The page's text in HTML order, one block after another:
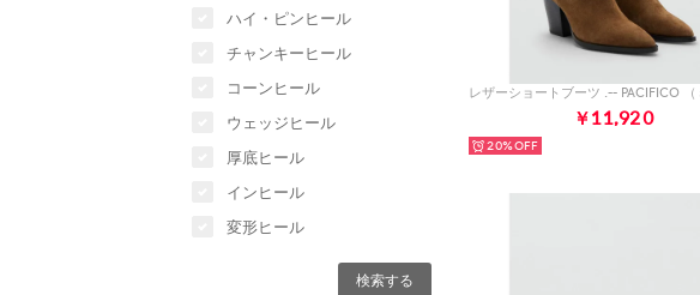
ハイ・ピンヒール
チャンキーヒール
コーンヒール
ウェッジヒール
厚底ヒール
インヒール
変形ヒール
￥11,920
20%